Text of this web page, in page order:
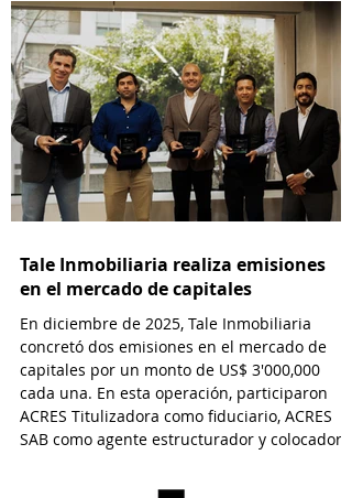
Tale Inmobiliaria realiza emisiones
en el mercado de capitales
En diciembre de 2025, Tale Inmobiliaria
concretó dos emisiones en el mercado de
capitales por un monto de US$ 3'000,000
cada una. En esta operación, participaron
ACRES Titulizadora como fiduciario, ACRES
SAB como agente estructurador y colocador,